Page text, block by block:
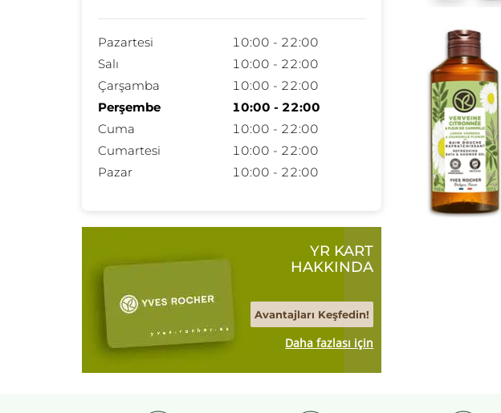
Pazartesi
10:00 - 22:00
Salı
10:00 - 22:00
Çarşamba
10:00 - 22:00
Perşembe
10:00 - 22:00
Cuma
10:00 - 22:00
Cumartesi
10:00 - 22:00
Pazar
10:00 - 22:00
YR KART
HAKKINDA
Avantajları Keşfedin!
Daha fazlası için